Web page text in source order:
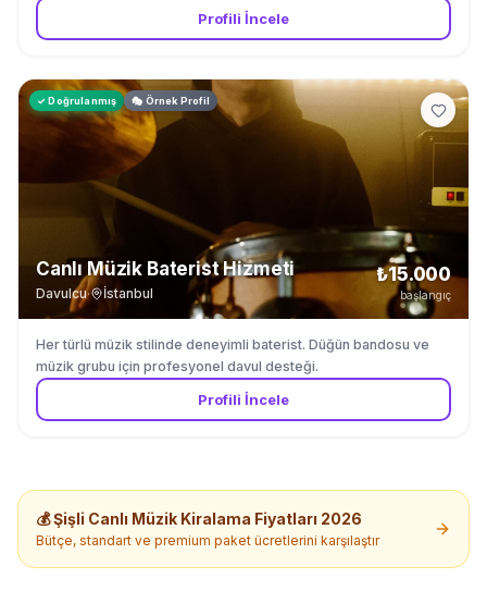
Profili İncele
✓ Doğrulanmış 🎭 Örnek Profil
Canlı Müzik Baterist Hizmeti
Davulcu· İstanbul
₺15.000
başlangıç
Her türlü müzik stilinde deneyimli baterist. Düğün bandosu ve
müzik grubu için profesyonel davul desteği.
Profili İncele
💰Şişli Canlı Müzik Kiralama Fiyatları 2026
Bütçe, standart ve premium paket ücretlerini karşılaştır